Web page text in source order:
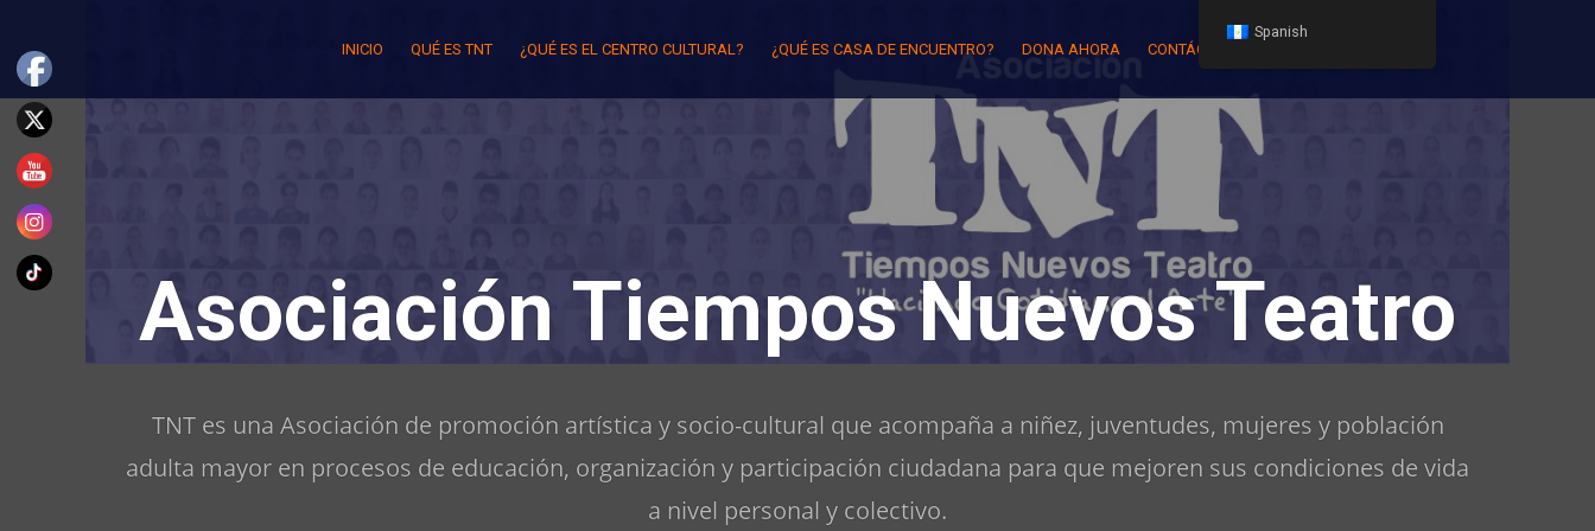
content
INICIO QUÉ ES TNT ¿QUÉ ES EL CENTRO CULTURAL? ¿QUÉ ES CASA DE ENCUENTRO? DONA AHORA CONTÁCTENOS
Asociación Tiempos Nuevos Teatro
TNT es una Asociación de promoción artística y socio-cultural que acompaña a niñez, juventudes, mujeres y población
adulta mayor en procesos de educación, organización y participación ciudadana para que mejoren sus condiciones de vida
a nivel personal y colectivo.
Spanish